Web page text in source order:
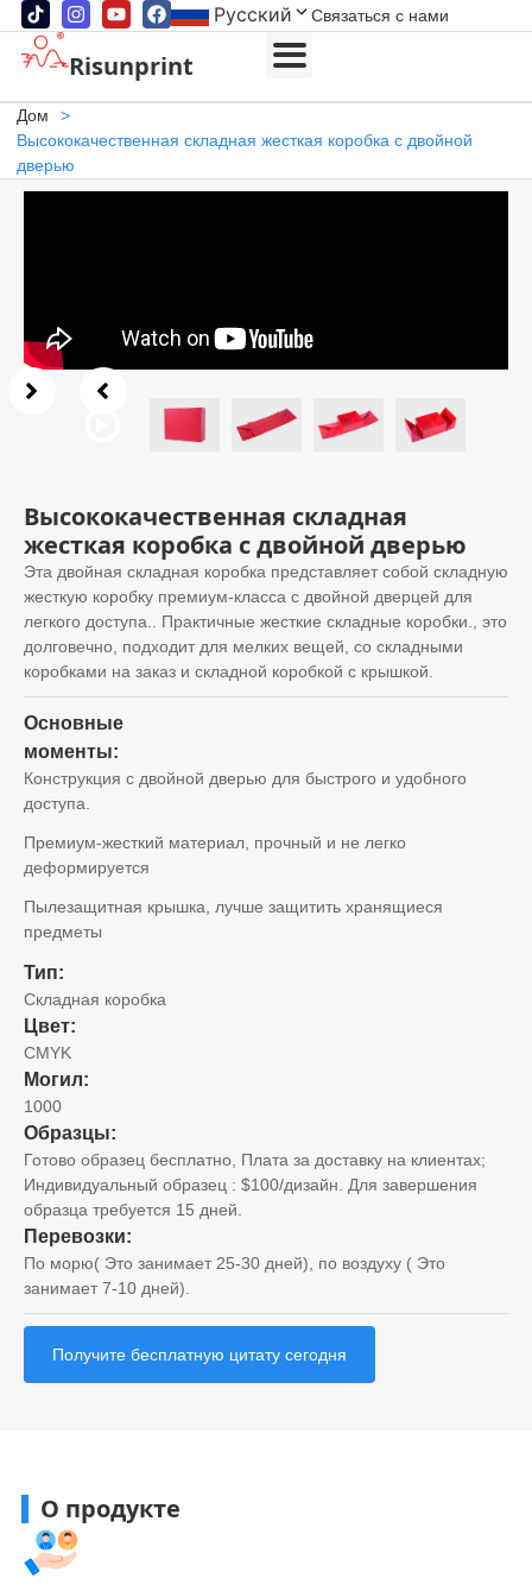
Русский Связаться с нами
Risunprint
Дом
>
Высококачественная складная жесткая коробка с двойной
дверью
Высококачественная складная
жесткая коробка с двойной дверью
Эта двойная складная коробка представляет собой складную
жесткую коробку премиум-класса с двойной дверцей для
легкого доступа.. Практичные жесткие складные коробки., это
долговечно, подходит для мелких вещей, со складными
коробками на заказ и складной коробкой с крышкой.
Основные
моменты:
Конструкция с двойной дверью для быстрого и удобного
доступа.
Премиум-жесткий материал, прочный и не легко
деформируется
Пылезащитная крышка, лучше защитить хранящиеся
предметы
Тип:
Складная коробка
Цвет:
CMYK
Могил:
1000
Образцы:
Готово образец бесплатно, Плата за доставку на клиентах;
Индивидуальный образец : $100/дизайн. Для завершения
образца требуется 15 дней.
Перевозки:
По морю( Это занимает 25-30 дней), по воздуху ( Это
занимает 7-10 дней).
Получите бесплатную цитату сегодня
О продукте